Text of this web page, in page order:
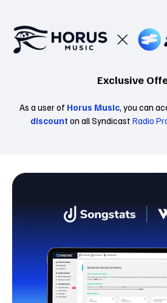
Exclusive
As a user of Horus Music, you can
discount on all Syndicast Radio